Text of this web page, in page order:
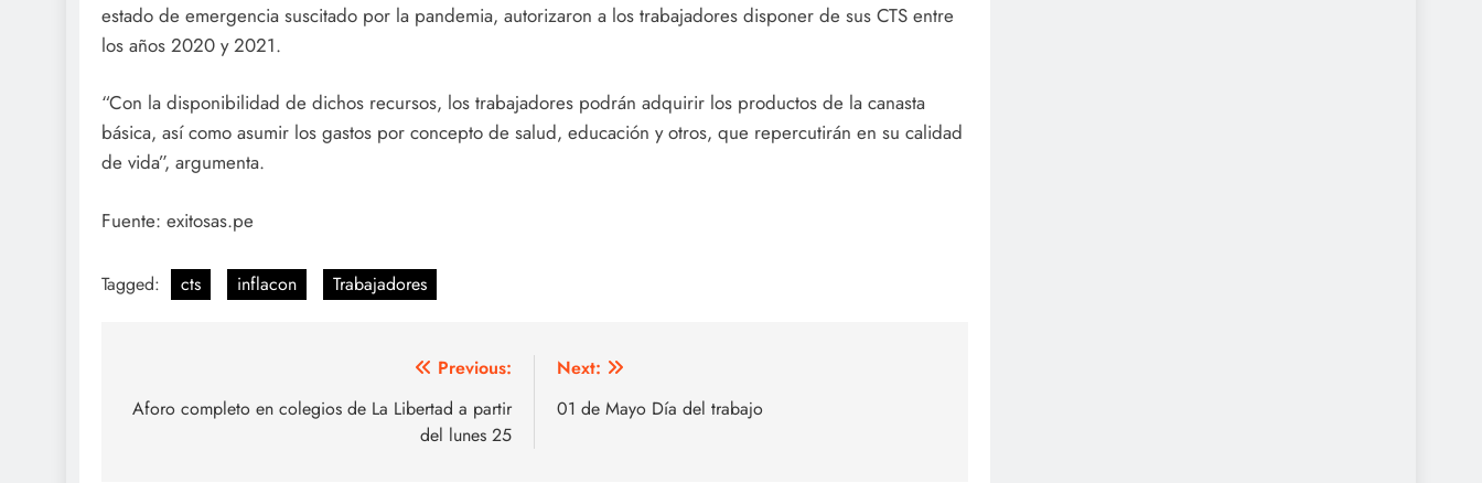
estado de emergencia suscitado por la pandemia, autorizaron a los trabajadores disponer de sus CTS entre
los años 2020 y 2021.
“Con la disponibilidad de dichos recursos, los trabajadores podrán adquirir los productos de la canasta
básica, así como asumir los gastos por concepto de salud, educación y otros, que repercutirán en su calidad
de vida”, argumenta.
Fuente: exitosas.pe
Tagged: cts inflacon Trabajadores
de
Previous:
Aforo completo en colegios de La Libertad a partir
del lunes 25
Next:
01 de Mayo Día del trabajo